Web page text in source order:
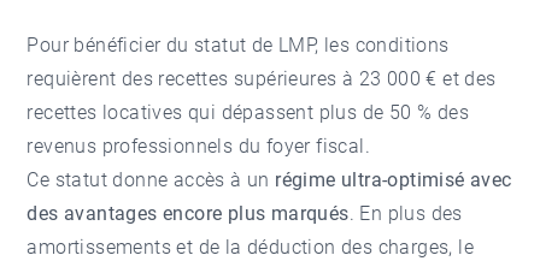
Pour bénéficier du statut de LMP, les conditions
requièrent des recettes supérieures à 23 000 € et des
recettes locatives qui dépassent plus de 50 % des
revenus professionnels du foyer fiscal.
Ce statut donne accès à un régime ultra-optimisé avec
des avantages encore plus marqués. En plus des
amortissements et de la déduction des charges, le